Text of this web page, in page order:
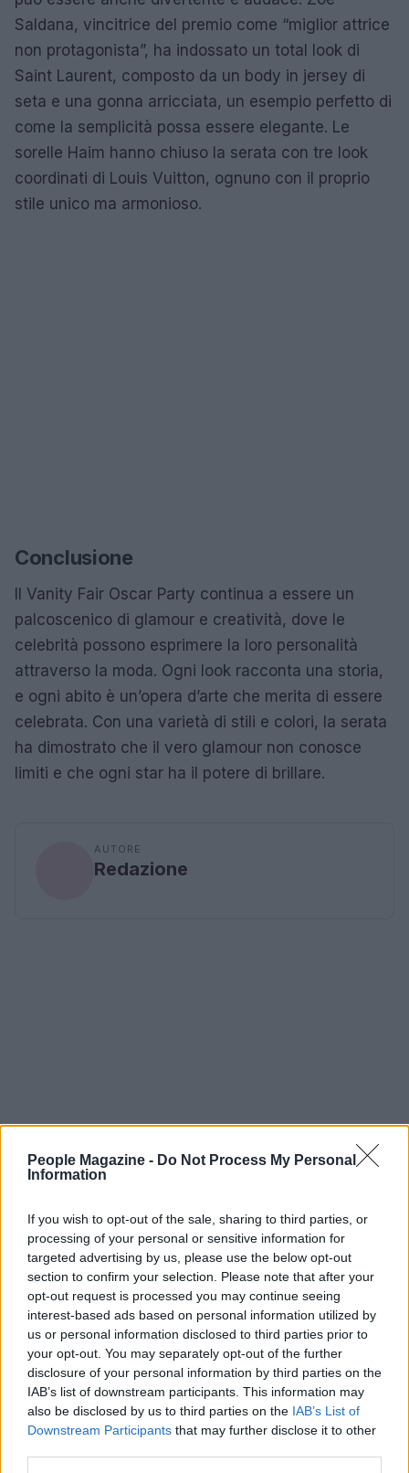
People Magazine - Do Not Process My Personal
Information
If you wish to opt-out of the sale, sharing to third parties, or
processing of your personal or sensitive information for
targeted advertising by us, please use the below opt-out
section to confirm your selection. Please note that after your
opt-out request is processed you may continue seeing
interest-based ads based on personal information utilized by
us or personal information disclosed to third parties prior to
your opt-out. You may separately opt-out of the further
disclosure of your personal information by third parties on the
IAB’s list of downstream participants. This information may
also be disclosed by us to third parties on the IAB’s List of
Downstream Participants that may further disclose it to other
Saldana, vincitrice del premio come “miglior attrice
non protagonista”, ha indossato un total look di
Saint Laurent, composto da un body in jersey di
seta e una gonna arricciata, un esempio perfetto di
come la semplicità possa essere elegante. Le
sorelle Haim hanno chiuso la serata con tre look
coordinati di Louis Vuitton, ognuno con il proprio
stile unico ma armonioso.
Conclusione
Il Vanity Fair Oscar Party continua a essere un
palcoscenico di glamour e creatività, dove le
celebrità possono esprimere la loro personalità
attraverso la moda. Ogni look racconta una storia,
e ogni abito è un’opera d’arte che merita di essere
celebrata. Con una varietà di stili e colori, la serata
ha dimostrato che il vero glamour non conosce
limiti e che ogni star ha il potere di brillare.
AUTORE
Redazione
Continua a leggere
CANDY